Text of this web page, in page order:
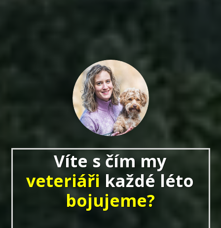
Víte s čím my
veteriáři každé léto
bojujeme?